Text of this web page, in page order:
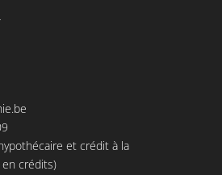
et crédit à la
crédits)